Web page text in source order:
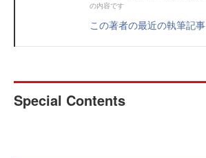
の内容です
この著者の最近の執筆記事
Special Contents